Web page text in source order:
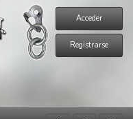
Acceder
Registrarse